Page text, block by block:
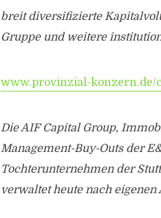
breit diversifizierte
Gruppe und weitere
www.provinzial-konzern.de/
Die AIF Capital Group,
Management-Buy-Outs der
Tochterunternehmen der
verwaltet heute nach